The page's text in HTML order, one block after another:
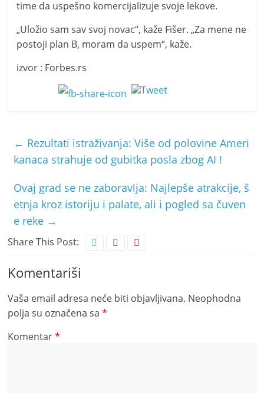
time da uspešno komercijalizuje svoje lekove.
„Uložio sam sav svoj novac“, kaže Fišer. „Za mene ne
postoji plan B, moram da uspem“, kaže.
izvor : Forbes.rs
← Rezultati istraživanja: Više od polovine Ameri
kanaca strahuje od gubitka posla zbog AI !
Ovaj grad se ne zaboravlja: Najlepše atrakcije, š
etnja kroz istoriju i palate, ali i pogled sa čuven
e reke →
Share This Post:
Komentariši
Vaša email adresa neće biti objavljivana. Neophodna
polja su označena sa*
Komentar*